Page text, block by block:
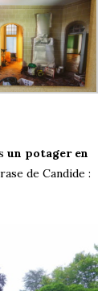
un potager en
de Candide :